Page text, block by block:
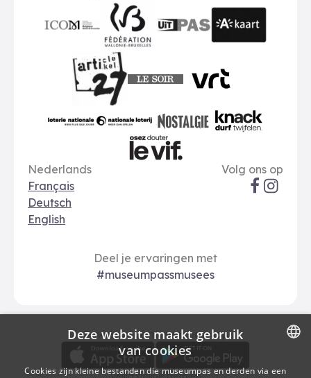
FWB
Art 27
Nostalgie
Taal opties
Nederlands
Français
Deutsch
English
Sociale
Volg ons op
Deel je ervaringen met
#museumpassmusees
Download
Download de museumpas-app
Betalingsopties
DUTCH
Deze website maakt gebruik
van cookies
Cookies zijn kleine bestanden die museumpas en derden via een